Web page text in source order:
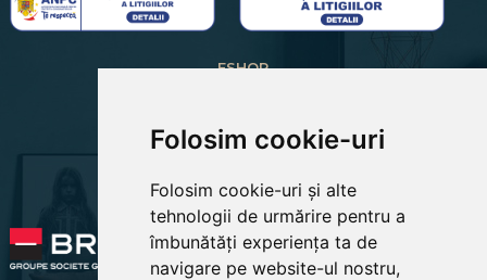
Folosim cookie-uri
Folosim cookie-uri și alte
tehnologii de urmărire pentru a
îmbunătăți experiența ta de
navigare pe website-ul nostru,
ESHOP
RECUPERARE PAROLA
EDITARE PROFIL
PREFERINTE COOKIES